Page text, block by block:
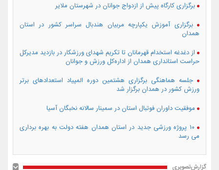
برگزاری کارگاه پیش از ازدواج جوانان در شهرستان ملایر
برگزاری آموزش یکپارچه مربیان هندبال سراسر کشور در استان
همدان
از دغدغه استخدام قهرمانان تا تکریم شهدای ورزشکار در بازدید مدیرکل
حراست استانداری همدان از اداره‌کل ورزش و جوانان
جلسه هماهنگی برگزاری هشتمین دوره المپیاد استعدادهای برتر
ورزش کشور در همدان برگزار شد
موفقیت داوران فوتبال استان در سمینار سالانه نخبگان آسیا
۱۰ پروژه ورزشی جدید در استان همدان هفته دولت به بهره برداری
می رسد
گزارش‌تصویری